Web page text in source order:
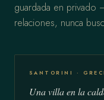
guardada en privado
relaciones, nunca
SANTORINI ·
Una villa en la